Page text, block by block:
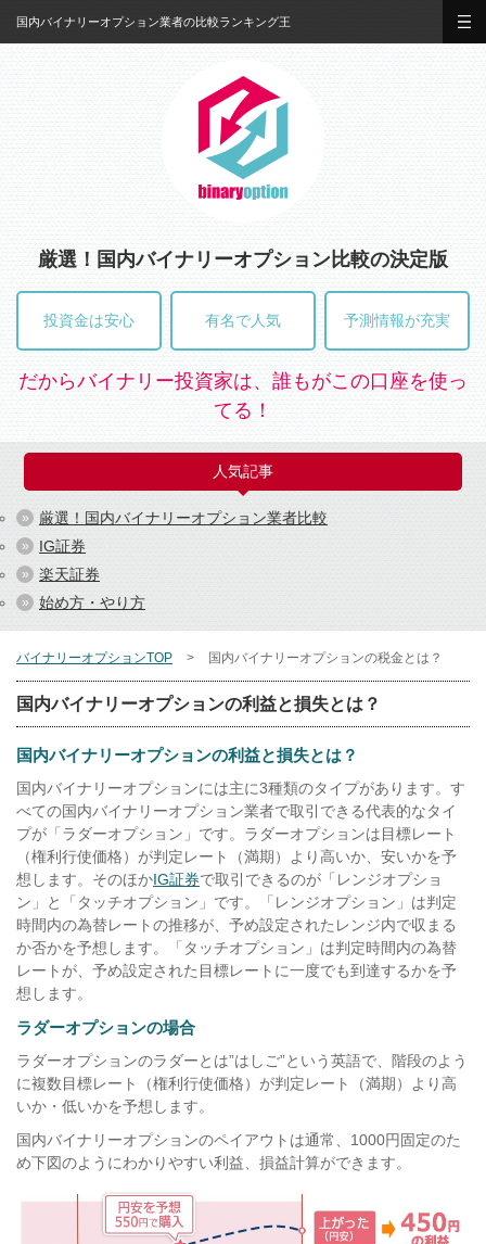
国内バイナリーオプション業者の比較ランキング王
厳選！国内バイナリーオプション比較の決定版
投資金は安心 有名で人気 予測情報が充実
だからバイナリー投資家は、誰もがこの口座を使っ
てる！
人気記事
厳選！国内バイナリーオプション業者比較
IG証券
楽天証券
始め方・やり方
バイナリーオプションTOP 国内バイナリーオプションの税金とは？
国内バイナリーオプションの利益と損失とは？
国内バイナリーオプションの利益と損失とは？
国内バイナリーオプションには主に3種類のタイプがあります。す
べての国内バイナリーオプション業者で取引できる代表的なタイ
プが「ラダーオプション」です。ラダーオプションは目標レート
（権利行使価格）が判定レート（満期）より高いか、安いかを予
想します。そのほかIG証券で取引できるのが「レンジオプショ
ン」と「タッチオプション」です。「レンジオプション」は判定
時間内の為替レートの推移が、予め設定されたレンジ内で収まる
か否かを予想します。「タッチオプション」は判定時間内の為替
レートが、予め設定された目標レートに一度でも到達するかを予
想します。
ラダーオプションの場合
ラダーオプションのラダーとは”はしご”という英語で、階段のよう
に複数目標レート（権利行使価格）が判定レート（満期）より高
いか・低いかを予想します。
国内バイナリーオプションのペイアウトは通常、1000円固定のた
め下図のようにわかりやすい利益、損益計算ができます。